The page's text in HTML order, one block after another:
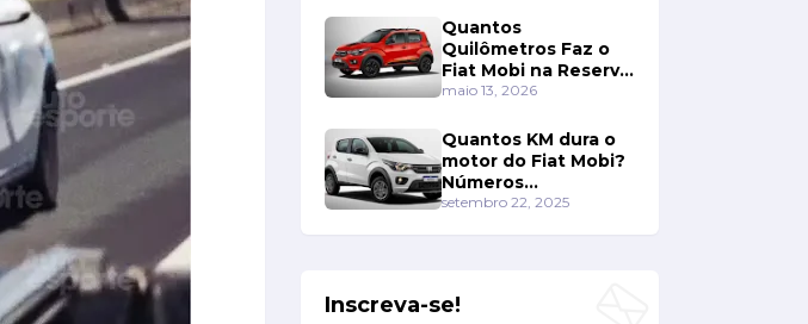
Quantos
Quilômetros Faz o
Fiat Mobi na Reserva
de Combustível?
os Números!
maio 13, 2026
Quantos KM dura o
motor do Fiat Mobi?
Números
Impressionam!
setembro 22, 2025
Inscreva-se!